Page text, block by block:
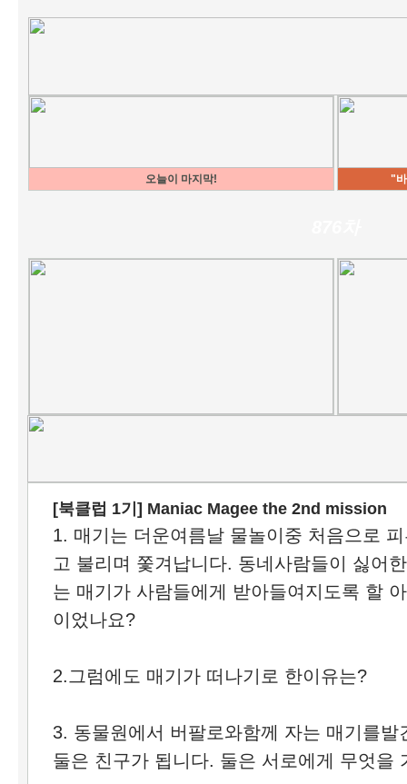
오늘이 마지막! "
[북클럽 1기] Maniac Magee the 2nd mission
1. 매기는 더운여름날 물놀이중 처음으로
고 불리며 쫓겨납니다. 동네사람들이 싫어
는 매기가 사람들에게 받아들여지도록 할
이었나요?
2.그럼에도 매기가 떠나기로 한이유는?
3. 동물원에서 버팔로와함께 자는 매기를
둘은 친구가 됩니다. 둘은 서로에게 무엇을